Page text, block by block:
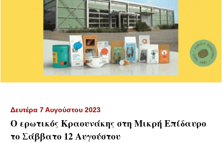
Δευτέρα 7 Αυγούστου 2023
Ο ερωτικός Κραουνάκης στη Μικρή Επίδαυρο
το Σάββατο 12 Αυγούστου